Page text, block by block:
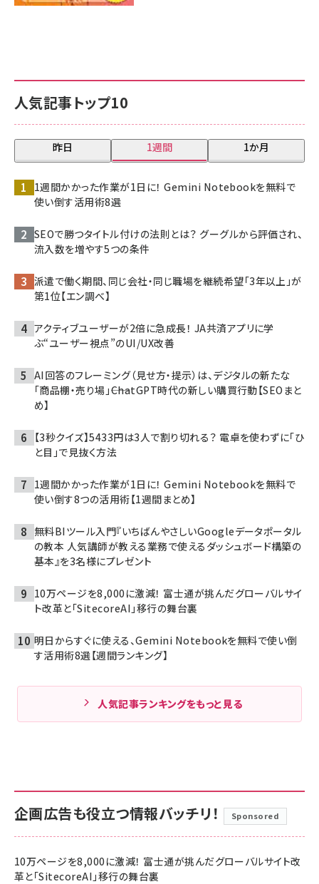
人気記事トップ10
昨日 1週間 1か月
1週間かかった作業が1日に！ Gemini Notebookを無料で
使い倒す活用術8選
SEOで勝つタイトル付けの法則とは？ グーグルから評価され、
流入数を増やす5つの条件
派遣で働く期間、同じ会社・同じ職場を継続希望「3年以上」が
第1位【エン調べ】
アクティブユーザーが2倍に急成長！ JA共済アプリに学
ぶ“ユーザー視点”のUI/UX改善
AI回答のフレーミング（見せ方・提示）は、デジタルの新たな
「商品棚・売り場」――ChatGPT時代の新しい購買行動【SEOまと
め】
【3秒クイズ】5433円は3人で割り切れる？ 電卓を使わずに「ひ
と目」で見抜く方法
1週間かかった作業が1日に！ Gemini Notebookを無料で
使い倒す8つの活用術【1週間まとめ】
無料BIツール入門『いちばんやさしいGoogleデータポータル
の教本 人気講師が教える業務で使えるダッシュボード構築の
基本』を3名様にプレゼント
10万ページを8,000に激減！ 富士通が挑んだグローバルサイ
ト改革と「SitecoreAI」移行の舞台裏
明日からすぐに使える、Gemini Notebookを無料で使い倒
す活用術8選【週間ランキング】
人気記事ランキングをもっと見る
企画広告も役立つ情報バッチリ！ Sponsored
10万ページを8,000に激減！ 富士通が挑んだグローバルサイト改
革と「SitecoreAI」移行の舞台裏